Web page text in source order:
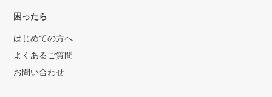
困ったら
はじめての方へ
よくあるご質問
お問い合わせ